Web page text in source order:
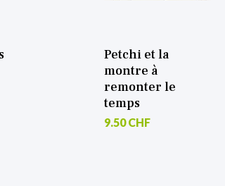
Petchi et la
remonter le